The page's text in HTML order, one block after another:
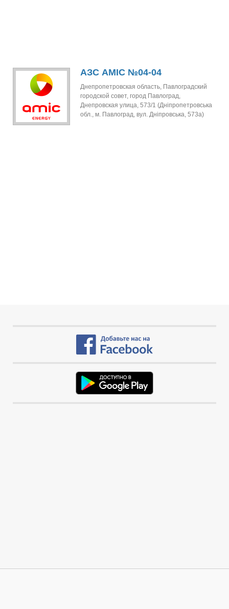
АЗС AMIC №04-04
Днепропетровская область, Павлоградский
городской совет, город Павлоград,
Днепровская улица, 573/1 (Дніпропетровська
обл., м. Павлоград, вул. Дніпровська, 573а)